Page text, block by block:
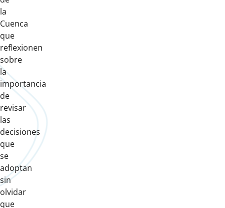
la
Cuenca
que
reflexionen
sobre
la
importancia
de
revisar
las
decisiones
que
se
adoptan
sin
olvidar
que